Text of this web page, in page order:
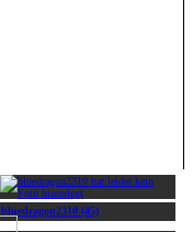
bluedragon2310 (45)